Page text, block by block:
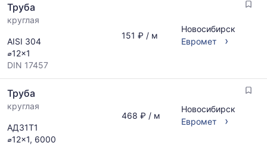
и
обновляется
мере
обновления
прайс-
листов.
Труба
круглая
AISI 304
⌀12x1
DIN 17457
151 ₽ / м
Новосибирск
Евромет
›
Труба
круглая
АД31Т1
⌀12x1, 6000
468 ₽ / м
Новосибирск
Евромет
›